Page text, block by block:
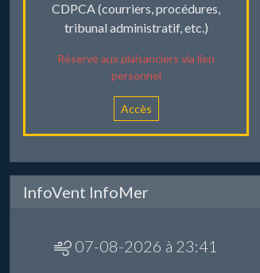
CDPCA (courriers, procédures,
tribunal administratif, etc.)
Réservé aux plaisanciers via lien
personnel
Accès
InfoVent InfoMer
07-08-2026 à 23:41